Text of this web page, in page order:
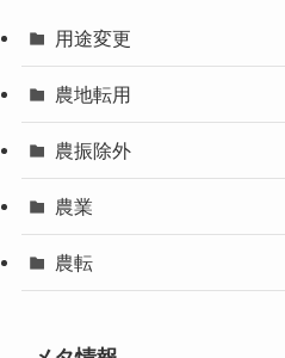
用途変更
農地転用
農振除外
農業
農転